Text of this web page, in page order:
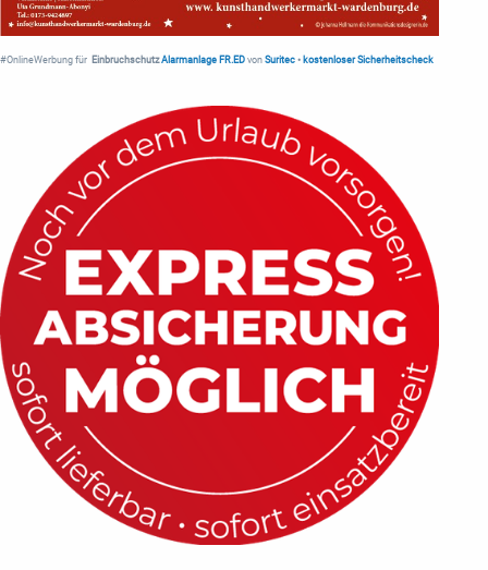
#OnlineWerbung für Einbruchschutz Alarmanlage FR.ED von Suritec • kostenloser Sicherheitscheck